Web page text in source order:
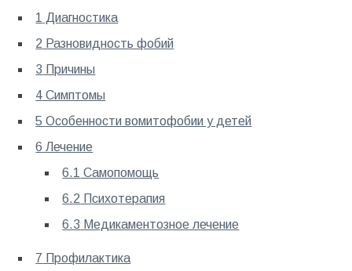
1 Диагностика
2 Разновидность фобий
3 Причины
4 Симптомы
5 Особенности вомитофобии у детей
6 Лечение
6.1 Самопомощь
6.2 Психотерапия
6.3 Медикаментозное лечение
7 Профилактика